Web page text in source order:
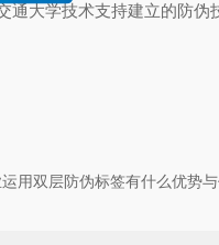
通大学技术支持建立的防伪
用双层防伪标签有什么优势与